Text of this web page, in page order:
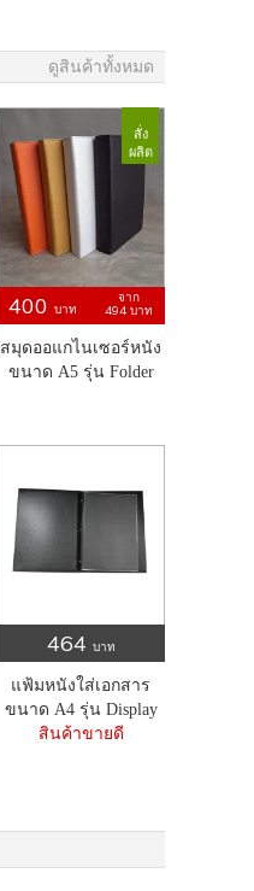
ดูสินค้าทั้งหมด
400 บาท
จาก
494 บาท
สมุดออแกไนเซอร์หนัง
ขนาด A5 รุ่น Folder
สั่ง
ผลิต
464 บาท
แฟ้มหนังใส่เอกสาร
ขนาด A4 รุ่น Display
สินค้าขายดี